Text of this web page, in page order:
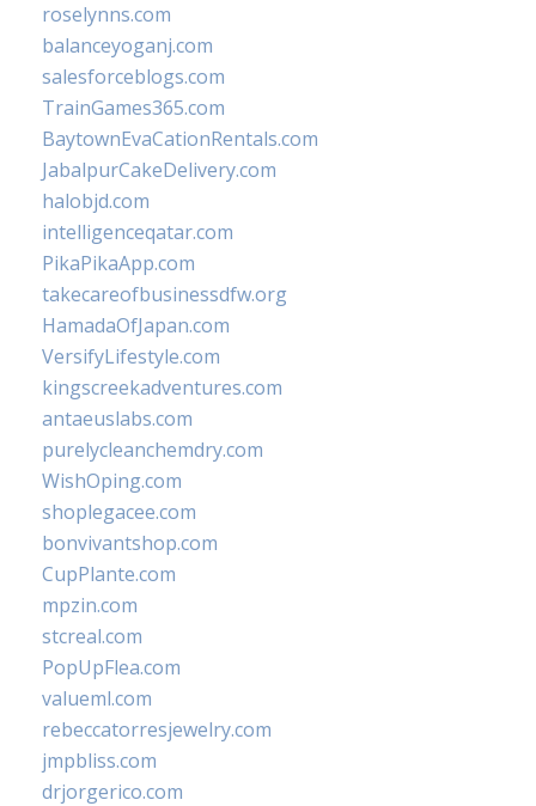
roselynns.com
balanceyoganj.com
salesforceblogs.com
TrainGames365.com
BaytownEvaCationRentals.com
JabalpurCakeDelivery.com
halobjd.com
intelligenceqatar.com
PikaPikaApp.com
takecareofbusinessdfw.org
HamadaOfJapan.com
VersifyLifestyle.com
kingscreekadventures.com
antaeuslabs.com
purelycleanchemdry.com
WishOping.com
shoplegacee.com
bonvivantshop.com
CupPlante.com
mpzin.com
stcreal.com
PopUpFlea.com
valueml.com
rebeccatorresjewelry.com
jmpbliss.com
drjorgerico.com